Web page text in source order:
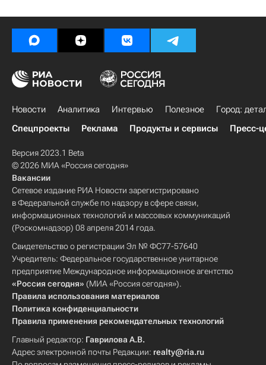
Новости Аналитика Интервью Полезное
Город:
Спецпроекты
Реклама Продукты и сервисы Пресс-
Версия 2023.1 Beta
© 2026 МИА «Россия сегодня»
Вакансии
Сетевое издание РИА Новости зарегистрировано
в Федеральной службе по надзору в сфере связи,
информационных технологий и массовых коммуникаций
(Роскомнадзор) 08 апреля 2014 года.
Свидетельство о регистрации Эл № ФС77-57640
Учредитель: Федеральное государственное унитарное
предприятие Международное информационное агентство
«Россия сегодня» (МИА «Россия сегодня»).
Правила использования материалов
Политика конфиденциальности
Правила применения рекомендательных технологий
Главный редактор: Гаврилова А.В.
Адрес электронной почты Редакции: realty@ria.ru